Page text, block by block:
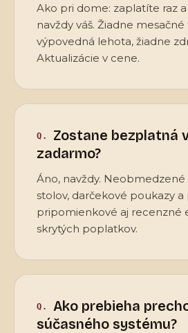
Ako pri dome: zaplatíte raz
navždy váš. Žiadne
výpovedná lehota, žiadne
Aktualizácie v cene.
Zostane bezplatná
zadarmo?
Áno, navždy.
stolov, darčekové poukazy
pripomienkové aj recenzné
skrytých poplatkov.
Ako prebieha
súčasného systému?